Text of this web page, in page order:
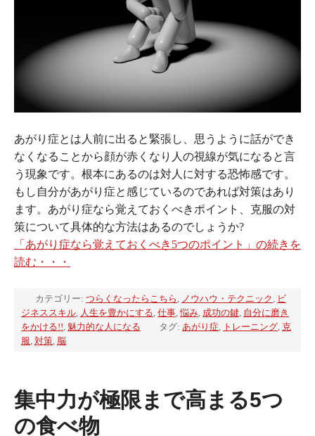
あがり症とは人前に出ると緊張し、思うように話ができ
なくなることから顔が赤くなり人の視線が気になると言
う現象です。根本にあるのは対人に対する恐怖感です。
もし自分があがり症と感じているのであれば対策はあり
ます。あがり症なら覚えておくべきポイント、克服の対
策について具体的な方法はあるのでしょうか?
「あがり症なら覚えておくべき5つのポイント」の続きを
読む・・・
カテゴリー: つらくなったらこちら ノウハウ・テクニック
ビ
ジネススキル 人生を豊かにする 仕事 ,悩み 成功の鍵 自分に磨き
をかける!! 魅力的な人になる タグ: あがり症 トレーニング 克
服 対策 脳
集中力が極限まで高まる5つ
の食べ物